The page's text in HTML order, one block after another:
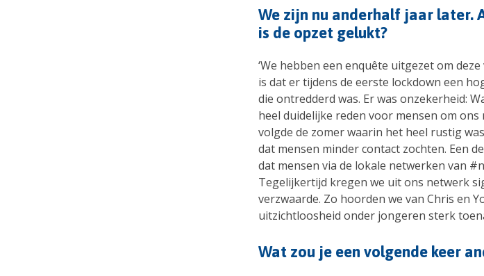
We zijn nu anderhalf jaar later.
is de opzet gelukt?
‘We hebben een enquête uitgezet om
is dat er tijdens de eerste lockdown een
die ontredderd was. Er was onzekerheid:
heel duidelijke reden voor mensen om
volgde de zomer waarin het heel rustig
dat mensen minder contact zochten. Een
dat mensen via de lokale netwerken van
Tegelijkertijd kregen we uit ons netwerk
verzwaarde. Zo hoorden we van Chris en
uitzichtloosheid onder jongeren sterk
Wat zou je een volgende keer